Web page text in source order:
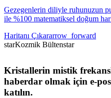
Gezegenlerin diliyle ruhunuzun
ile %100 matematiksel doğum
Haritanı Çıkararrow_forward
starKozmik Bültenstar
Kristallerin mistik
haberdar olmak için e-
katılın.